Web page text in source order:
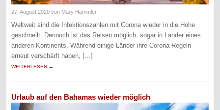
27. August 2020 von Mary Hammler
Weltweit sind die Infektionszahlen mit Corona wieder in die Höhe
geschnellt. Dennoch ist das Reisen möglich, sogar in Länder eines
anderen Kontinents. Während einige Länder ihre Corona-Regeln
erneut verschärft haben, […]
WEITERLESEN →
Urlaub auf den Bahamas wieder möglich